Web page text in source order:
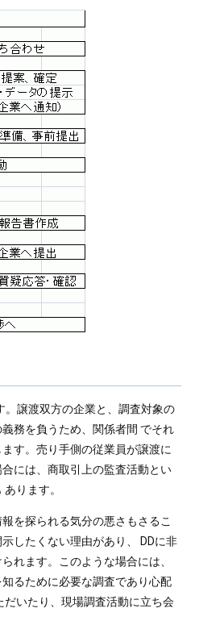
。譲渡双方の企業と、調査対象の
務を負うため、関係者間 でそれ
す。売り手側の従業員が譲渡に
には、商取引上の監査活動とい
ります。
を探られる気分の悪さもさるこ
したくない理由があり、 DDに非
れます。このような場合には、
るために必要な調査であり心配
だいたり、現場調査活動に立ち会